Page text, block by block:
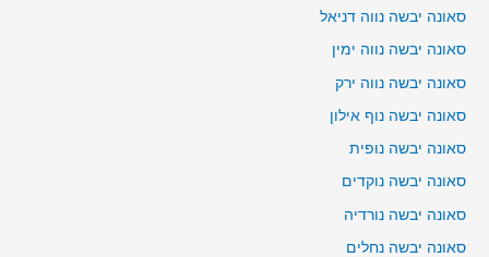
סאונה יבשה נווה דניאל
סאונה יבשה נווה ימין
סאונה יבשה נווה ירק
סאונה יבשה נוף אילון
סאונה יבשה נופית
סאונה יבשה נוקדים
סאונה יבשה נורדיה
סאונה יבשה נחלים